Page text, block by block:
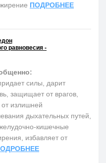
ПОДРОБНЕЕ
равновесия -
силы, дарит
защищает от врагов,
излишней
дыхательных путей,
кишечные
избавляет от